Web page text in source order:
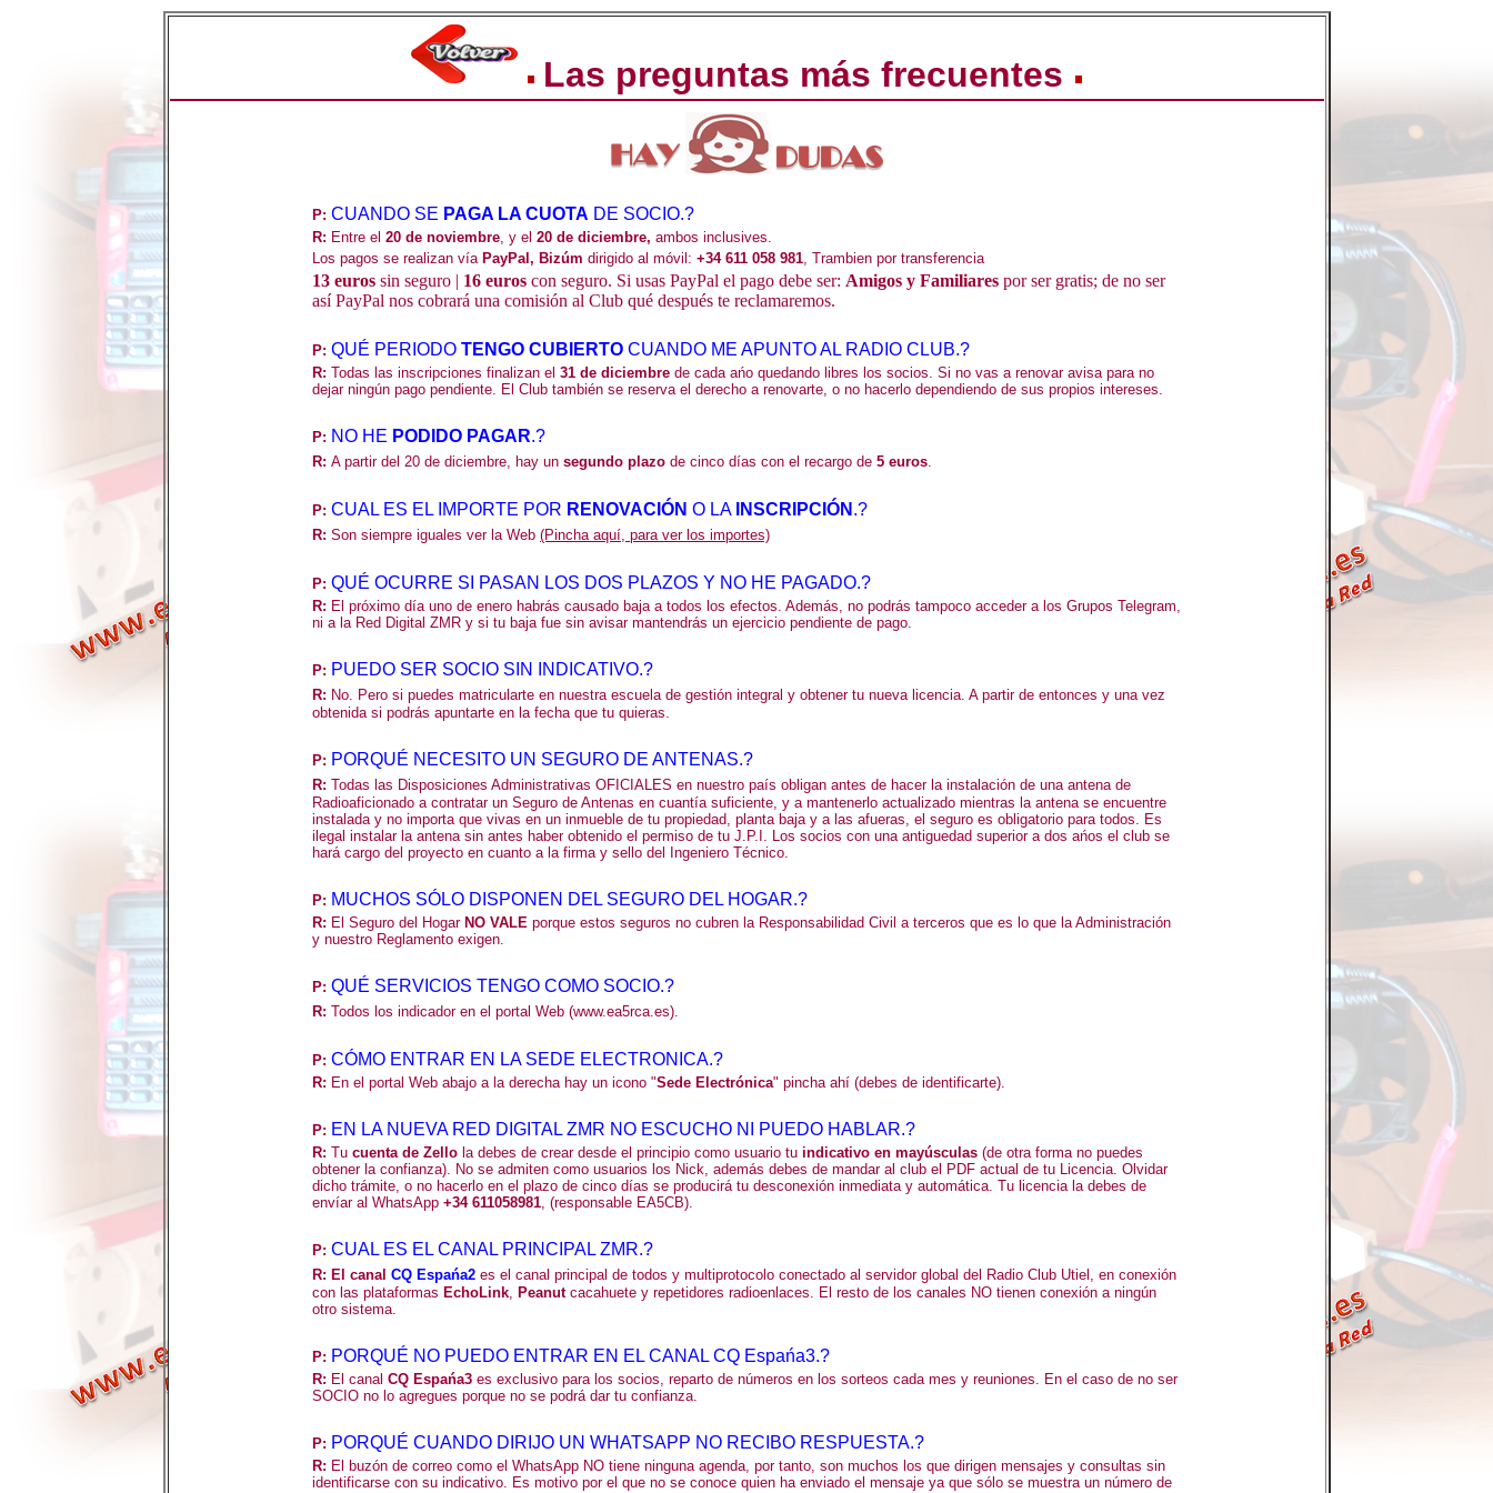
Las preguntas más frecuentes
P: CUANDO SE PAGA LA CUOTA DE SOCIO.?
R: Entre el 20 de noviembre, y el 20 de diciembre, ambos inclusives.
Los pagos se realizan vía PayPal, Bizúm dirigido al móvil: +34 611 058 981, Trambien por transferencia
13 euros sin seguro | 16 euros con seguro. Si usas PayPal el pago debe ser: Amigos y Familiares por ser gratis; de no ser
así PayPal nos cobrará una comisión al Club qué después te reclamaremos.
P: QUÉ PERIODO TENGO CUBIERTO CUANDO ME APUNTO AL RADIO CLUB.?
R: Todas las inscripciones finalizan el 31 de diciembre de cada ańo quedando libres los socios. Si no vas a renovar avisa para no
dejar ningún pago pendiente. El Club también se reserva el derecho a renovarte, o no hacerlo dependiendo de sus propios intereses.
P: NO HE PODIDO PAGAR.?
R: A partir del 20 de diciembre, hay un segundo plazo de cinco días con el recargo de 5 euros.
P: CUAL ES EL IMPORTE POR RENOVACIÓN O LA INSCRIPCIÓN .?
R: Son siempre iguales ver la Web (Pincha aquí, para ver los importes)
P: QUÉ OCURRE SI PASAN LOS DOS PLAZOS Y NO HE PAGADO.?
R: El próximo día uno de enero habrás causado baja a todos los efectos. Además, no podrás tampoco acceder a los Grupos Telegram,
ni a la Red Digital ZMR y si tu baja fue sin avisar mantendrás un ejercicio pendiente de pago.
P: PUEDO SER SOCIO SIN INDICATIVO.?
R: No. Pero si puedes matricularte en nuestra escuela de gestión integral y obtener tu nueva licencia. A partir de entonces y una vez
obtenida si podrás apuntarte en la fecha que tu quieras.
P: PORQUÉ NECESITO UN SEGURO DE ANTENAS.?
R: Todas las Disposiciones Administrativas OFICIALES en nuestro país obligan antes de hacer la instalación de una antena de
Radioaficionado a contratar un Seguro de Antenas en cuantía suficiente, y a mantenerlo actualizado mientras la antena se encuentre
instalada y no importa que vivas en un inmueble de tu propiedad, planta baja y a las afueras, el seguro es obligatorio para todos. Es
ilegal instalar la antena sin antes haber obtenido el permiso de tu J.P.I. Los socios con una antiguedad superior a dos ańos el club se
hará cargo del proyecto en cuanto a la firma y sello del Ingeniero Técnico.
P: MUCHOS SÓLO DISPONEN DEL SEGURO DEL HOGAR.?
R: El Seguro del Hogar NO VALE porque estos seguros no cubren la Responsabilidad Civil a terceros que es lo que la Administración
y nuestro Reglamento exigen.
P: QUÉ SERVICIOS TENGO COMO SOCIO.?
R: Todos los indicador en el portal Web (www.ea5rca.es).
P: CÓMO ENTRAR EN LA SEDE ELECTRONICA.?
R: En el portal Web abajo a la derecha hay un icono "Sede Electrónica" pincha ahí (debes de identificarte).
P: EN LA NUEVA RED DIGITAL ZMR NO ESCUCHO NI PUEDO HABLAR.?
R: Tu cuenta de Zello la debes de crear desde el principio como usuario tu indicativo en mayúsculas (de otra forma no puedes
obtener la confianza). No se admiten como usuarios los Nick, además debes de mandar al club el PDF actual de tu Licencia. Olvidar
dicho trámite, o no hacerlo en el plazo de cinco días se producirá tu desconexión inmediata y automática. Tu licencia la debes de
envíar al WhatsApp +34 611058981, (responsable EA5CB).
P: CUAL ES EL CANAL PRINCIPAL ZMR.?
R: El canal CQ Espańa2 es el canal principal de todos y multiprotocolo conectado al servidor global del Radio Club Utiel, en conexión
con las plataformas EchoLink, Peanutcacahuete y repetidores radioenlaces. El resto de los canales NO tienen conexión a ningún
otro sistema.
P: PORQUÉ NO PUEDO ENTRAR EN EL CANAL CQ Espańa3.?
R: El canal CQ Espańa3 es exclusivo para los socios, reparto de números en los sorteos cada mes y reuniones. En el caso de no ser
SOCIO no lo agregues porque no se podrá dar tu confianza.
P: PORQUÉ CUANDO DIRIJO UN WHATSAPP NO RECIBO RESPUESTA.?
R: El buzón de correo como el WhatsApp NO tiene ninguna agenda, por tanto, son muchos los que dirigen mensajes y consultas sin
identificarse con su indicativo. Es motivo por el que no se conoce quien ha enviado el mensaje ya que sólo se muestra un número de